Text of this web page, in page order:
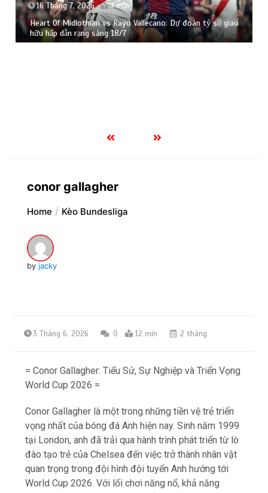
16 Tháng 7, 2026 7 min
Heart Of Midlothian vs Rayo Vallecano: Dự đoán tỷ số giao
hữu hấp dẫn rạng sáng 18/7
conor gallagher
Home Kèo Bundesliga
by jacky
3 Tháng 6, 2026 0 12 min 2 tháng
= Conor Gallagher: Tiểu Sử, Sự Nghiệp và Triển Vọng
World Cup 2026 =
Conor Gallagher là một trong những tiền vệ trẻ triển
vọng nhất của bóng đá Anh hiện nay. Sinh năm 1999
tại London, anh đã trải qua hành trình phát triển từ lò
đào tạo trẻ của Chelsea đến việc trở thành nhân vật
quan trọng trong đội hình đội tuyển Anh hướng tới
World Cup 2026. Với lối chơi năng nổ, khả năng